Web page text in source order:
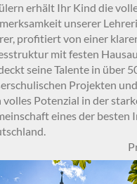
erhält Ihr Kind die
unserer
profitiert von einer
mit festen
seine Talente in über
Projekten
volles Potenzial in der
eines der besten